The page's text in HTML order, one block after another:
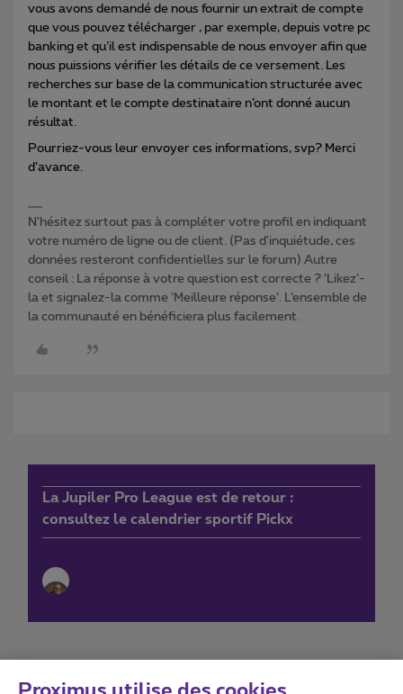
vous avons demandé de nous fournir un extrait de compte
que vous pouvez télécharger , par exemple, depuis votre pc
banking et qu’il est indispensable de nous envoyer afin que
nous puissions vérifier les détails de ce versement. Les
recherches sur base de la communication structurée avec
le montant et le compte destinataire n’ont donné aucun
résultat.
Pourriez-vous leur envoyer ces informations, svp? Merci
d’avance.
N'hésitez surtout pas à compléter votre profil en indiquant
votre numéro de ligne ou de client. (Pas d'inquiétude, ces
données resteront confidentielles sur le forum) Autre
conseil : La réponse à votre question est correcte ? ‘Likez’-
la et signalez-la comme ‘Meilleure réponse’. L’ensemble de
la communauté en bénéficiera plus facilement.
La Jupiler Pro League est de retour :
consultez le calendrier sportif Pickx